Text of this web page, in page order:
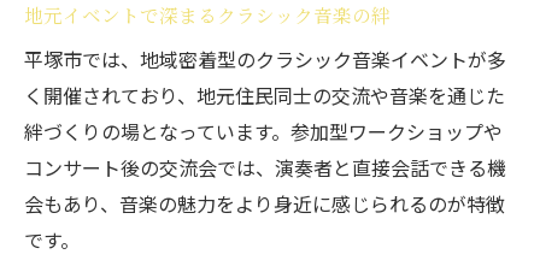
地元イベントで深まるクラシック音楽の絆
平塚市では、地域密着型のクラシック音楽イベントが多
く開催されており、地元住民同士の交流や音楽を通じた
絆づくりの場となっています。参加型ワークショップや
コンサート後の交流会では、演奏者と直接会話できる機
会もあり、音楽の魅力をより身近に感じられるのが特徴
です。